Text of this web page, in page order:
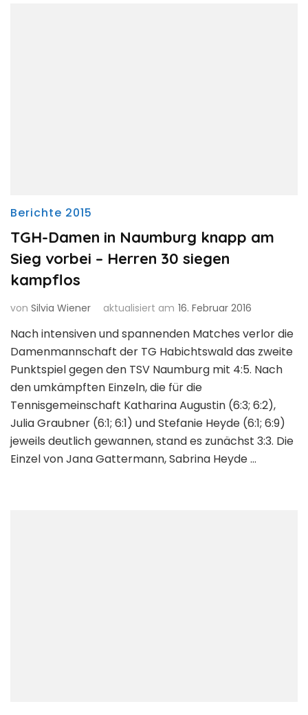
Berichte 2015
TGH-Damen in Naumburg knapp am
Sieg vorbei – Herren 30 siegen
kampflos
von Silvia Wiener aktualisiert am 16. Februar 2016
Nach intensiven und spannenden Matches verlor die
Damenmannschaft der TG Habichtswald das zweite
Punktspiel gegen den TSV Naumburg mit 4:5. Nach
den umkämpften Einzeln, die für die
Tennisgemeinschaft Katharina Augustin (6:3; 6:2),
Julia Graubner (6:1; 6:1) und Stefanie Heyde (6:1; 6:9)
jeweils deutlich gewannen, stand es zunächst 3:3. Die
Einzel von Jana Gattermann, Sabrina Heyde …